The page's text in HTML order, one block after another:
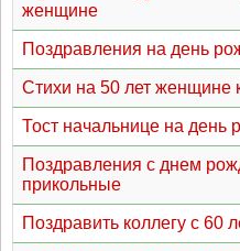
женщине
Поздравления на день
Стихи на 50 лет женщине
Тост начальнице на день
Поздравления с днем
прикольные
Поздравить коллегу с 60